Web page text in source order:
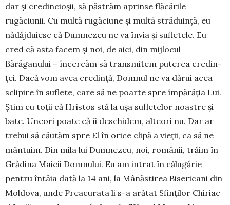
dar și credincioșii, să păstrăm aprinse flă­cările
rugăciunii. Cu multă rugăciune și multă stră­duință, eu
nădăjduiesc că Dum­ne­zeu ne va învia și sufletele. Eu
cred că asta facem și noi, de aici, din mijlocul
Bărăganului – încer­căm să transmitem pu­terea cre­din­
ței. Dacă vom avea credință, Domnul ne va dărui acea
sclipire în suflete, care să ne poarte spre împărăția Lui.
Știm cu toții că Hris­tos stă la ușa sufletelor noastre și
bate. Uneori poate că îi deschidem, alteori nu. Dar ar
trebui să căutăm spre El în orice clipă a vieții, ca să ne
mântuim. Din mila lui Dumnezeu, noi, românii, trăim în
Grădina Mai­cii Domnului. Eu am intrat în călugărie
pentru întâia dată la 14 ani, la Mânăstirea Bisericani din
Moldova, unde Preacu­rata li s-a arătat Sfinților Chi­riac